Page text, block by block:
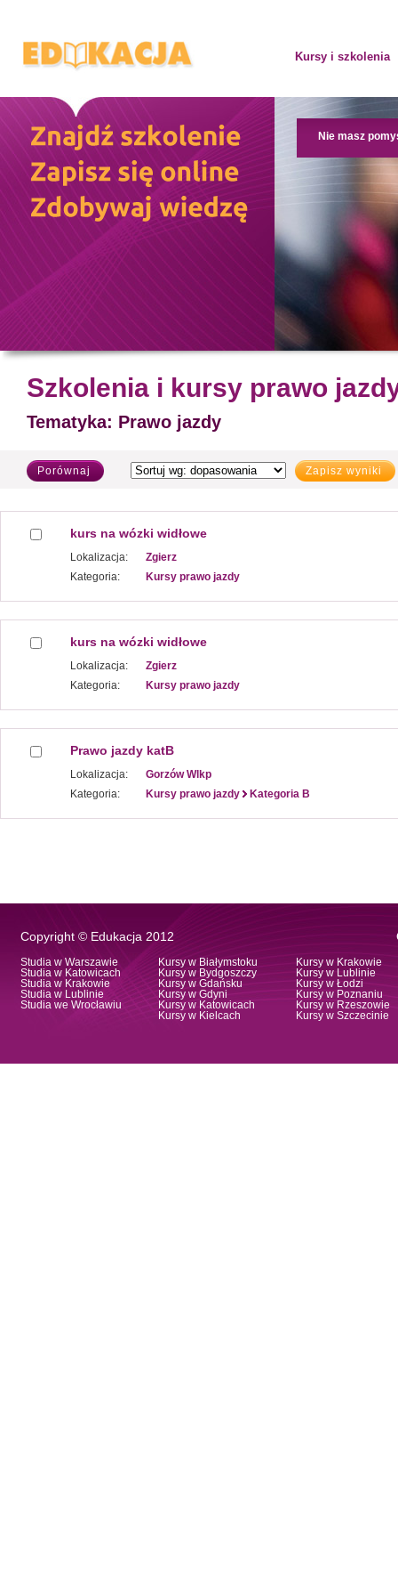
Kursy i szkolenia
Nie masz
Szkolenia i kursy prawo
Tematyka: Prawo jazdy
Porównaj Zapisz wyniki
kurs na wózki widłowe
Lokalizacja:
Zgierz
Kategoria:
Kursy prawo jazdy
kurs na wózki widłowe
Lokalizacja:
Zgierz
Kategoria:
Kursy prawo jazdy
Prawo jazdy katB
Lokalizacja:
Gorzów Wlkp
Kategoria:
Kursy prawo jazdy Kategoria B
Copyright © Edukacja 2012
Studia w Warszawie
Studia w Katowicach
Studia w Krakowie
Studia w Lublinie
Studia we Wrocławiu
Kursy w Białymstoku
Kursy w Bydgoszczy
Kursy w Gdańsku
Kursy w Gdyni
Kursy w Katowicach
Kursy w Kielcach
Kursy w Krakowie
Kursy w Lublinie
Kursy w Łodzi
Kursy w Poznaniu
Kursy w Rzeszowie
Kursy w Szczecinie